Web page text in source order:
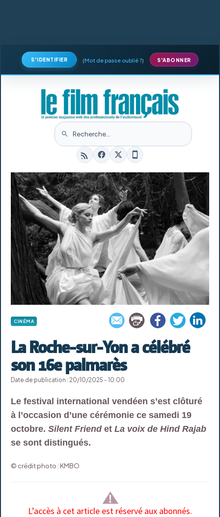
S'IDENTIFIER (Mot de passe oublié ?) S'ABONNER
CINÉMA
La Roche-sur-Yon a célébré
son 16e palmarès
Date de publication : 20/10/2025 - 10:00
Le festival international vendéen s’est clôturé
à l’occasion d’une cérémonie ce samedi 19
octobre.Silent FriendetLa voix de Hind Rajab
se sont distingués.
© crédit photo : KMBO
L’accès à cet article est réservé aux abonnés.